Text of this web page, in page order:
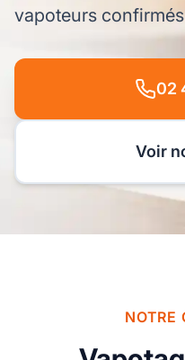
vapoteurs
02
Voir
NOTRE